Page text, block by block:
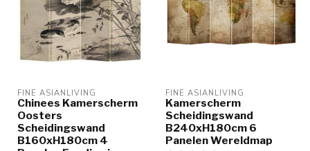
FINE ASIANLIVING
Chinees Kamerscherm
Oosters
Scheidingswand
B160xH180cm 4
FINE ASIANLIVING
Kamerscherm
Scheidingswand
B240xH180cm 6
Panelen Wereldmap